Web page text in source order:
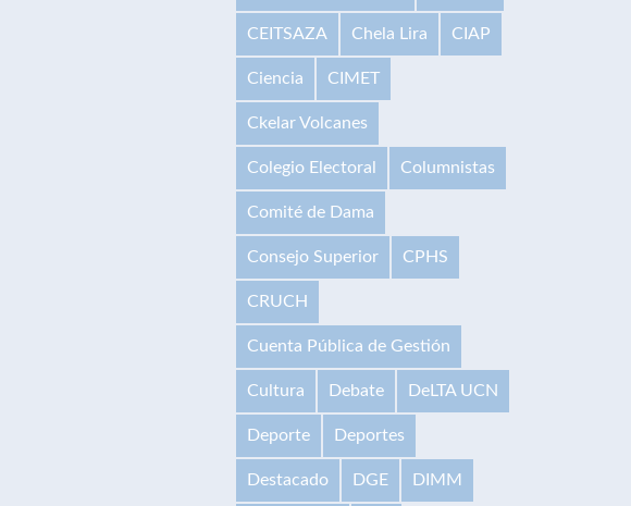
CEITSAZA Chela Lira CIAP
Ciencia CIMET
Ckelar Volcanes
Colegio Electoral Columnistas
Comité de Dama
Consejo Superior CPHS
CRUCH
Cuenta Pública de Gestión
Cultura Debate DeLTA UCN
Deporte Deportes
Destacado DGE DIMM